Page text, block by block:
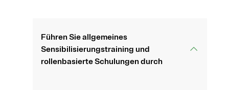
Führen Sie allgemeines
Sensibilisierungstraining und
rollenbasierte Schulungen durch